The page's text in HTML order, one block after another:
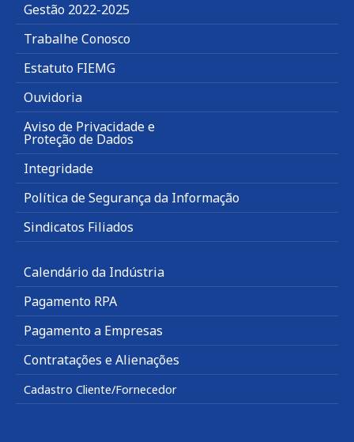
Gestão 2022-2025
Trabalhe Conosco
Estatuto FIEMG
Ouvidoria
Aviso de Privacidade e
Proteção de Dados
Integridade
Política de Segurança da Informação
Sindicatos Filiados
Calendário da Indústria
Pagamento RPA
Pagamento a Empresas
Contratações e Alienações
Cadastro Cliente/Fornecedor